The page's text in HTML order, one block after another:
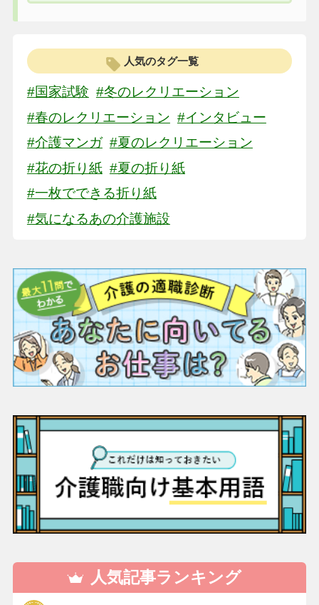
人気のタグ一覧
#国家試験 #冬のレクリエーション
#春のレクリエーション #インタビュー
#介護マンガ #夏のレクリエーション
#花の折り紙 #夏の折り紙
#一枚でできる折り紙
#気になるあの介護施設
人気記事ランキング